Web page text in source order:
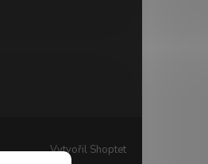
Vytvořil Shoptet